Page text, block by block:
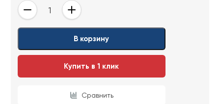
- +
В корзину
Купить в 1 клик
Сравнить